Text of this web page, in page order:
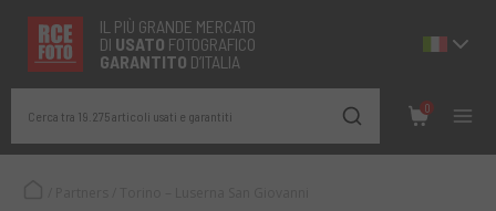
IL PIÙ GRANDE MERCATO
DI USATO FOTOGRAFICO
GARANTITO D’ITALIA
Cerca tra 19.275 articoli usati e garantiti
0